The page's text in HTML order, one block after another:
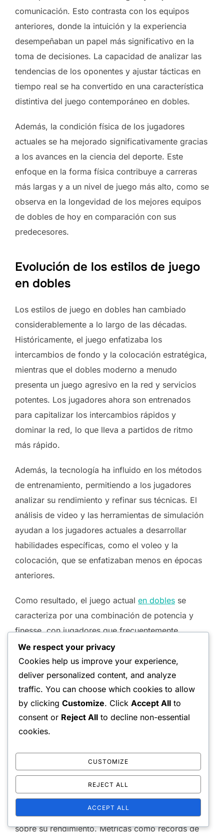
comunicación. Esto contrasta con los equipos
anteriores, donde la intuición y la experiencia
desempeñaban un papel más significativo en la
toma de decisiones. La capacidad de analizar las
tendencias de los oponentes y ajustar tácticas en
tiempo real se ha convertido en una característica
distintiva del juego contemporáneo en dobles.
Además, la condición física de los jugadores
actuales se ha mejorado significativamente gracias
a los avances en la ciencia del deporte. Este
enfoque en la forma física contribuye a carreras
más largas y a un nivel de juego más alto, como se
observa en la longevidad de los mejores equipos
de dobles de hoy en comparación con sus
predecesores.
Evolución de los estilos de juego
en dobles
Los estilos de juego en dobles han cambiado
considerablemente a lo largo de las décadas.
Históricamente, el juego enfatizaba los
intercambios de fondo y la colocación estratégica,
mientras que el dobles moderno a menudo
presenta un juego agresivo en la red y servicios
potentes. Los jugadores ahora son entrenados
para capitalizar los intercambios rápidos y
dominar la red, lo que lleva a partidos de ritmo
más rápido.
Además, la tecnología ha influido en los métodos
de entrenamiento, permitiendo a los jugadores
analizar su rendimiento y refinar sus técnicas. El
análisis de video y las herramientas de simulación
ayudan a los jugadores actuales a desarrollar
habilidades específicas, como el voleo y la
colocación, que se enfatizaban menos en épocas
anteriores.
Como resultado, el juego actual en dobles se
caracteriza por una combinación de potencia y
finesse, con jugadores que frecuentemente
emplean una variedad de golpes para superar a
sus oponentes. Esta evolución refleja tendencias
más amplias en los deportes, donde la velocidad y
la agilidad se han vuelto cada vez más críticas
para el éxito.
comparar épocas
jugadores de dobles
diferentes épocas, varios puntos de referencia
estadísticos pueden proporcionar información
sobre su rendimiento. Métricas como récords de
We respect your privacy
Cookies help us improve your experience,
deliver personalized content, and analyze
traffic. You can choose which cookies to allow
by clicking Customize. Click Accept All to
consent or Reject All to decline non-essential
cookies.
CUSTOMIZE
REJECT ALL
ACCEPT ALL